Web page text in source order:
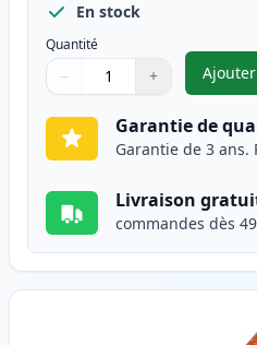
En stock
Quantité
Quantité
Utilisez les boutons pour
− +
Quantité
Garantie de
Garantie de 3 ans.
Livraison
commandes dès